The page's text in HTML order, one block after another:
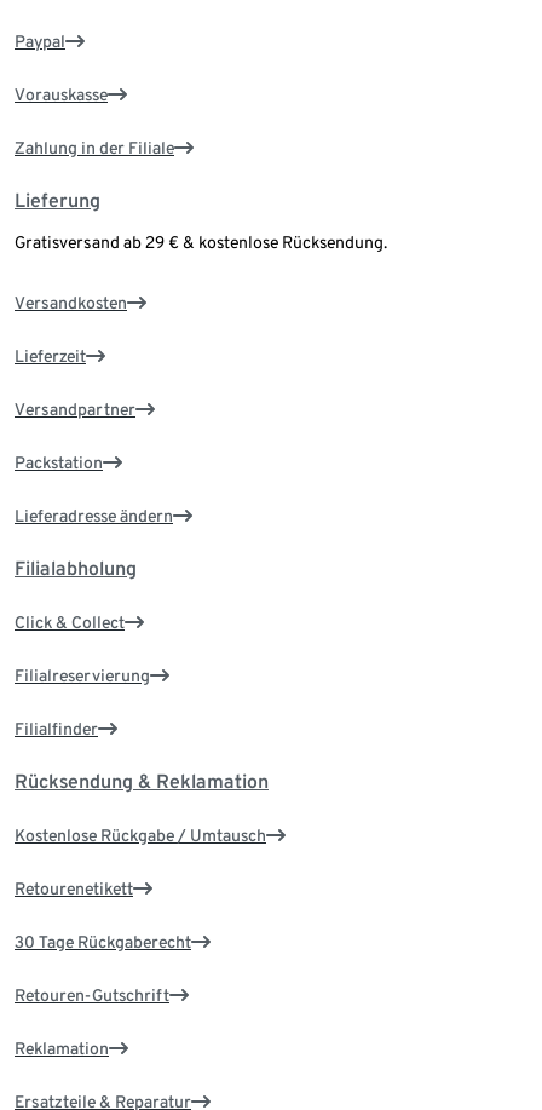
Paypal
Vorauskasse
Zahlung in der Filiale
Lieferung
Gratisversand ab 29 € & kostenlose Rücksendung.
Versandkosten
Lieferzeit
Versandpartner
Packstation
Lieferadresse ändern
Filialabholung
Click & Collect
Filialreservierung
Filialfinder
Rücksendung & Reklamation
Kostenlose Rückgabe / Umtausch
Retourenetikett
30 Tage Rückgaberecht
Retouren-Gutschrift
Reklamation
Ersatzteile & Reparatur